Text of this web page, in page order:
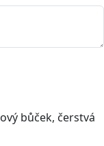
bůček, čerstvá